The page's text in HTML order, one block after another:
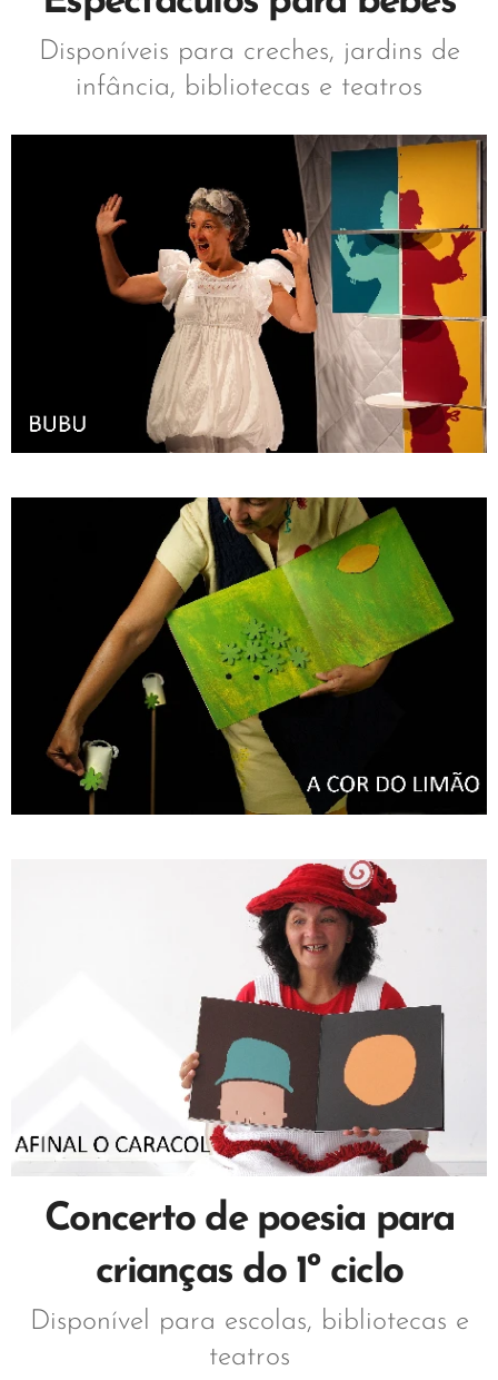
Disponíveis para creches, jardins de
infância, bibliotecas e teatros
Concerto de poesia para
crianças do 1º ciclo
Disponível para escolas, bibliotecas e
teatros